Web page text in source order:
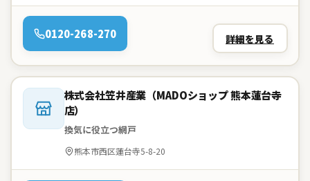
電話：
0120-268-270 詳細を見る
会社名：
株式会社笠井産業（MADOショップ 熊本蓮台寺
店）
換気に役立つ網戸
住所：
熊本市西区蓮台寺5-8-20